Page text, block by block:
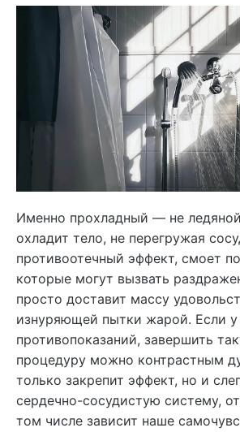
Именно прохладный — не
охладит тело, не перегружая
противоотечный эффект, смоет
которые могут вызвать
просто доставит массу
изнуряющей пытки жарой. Если у
противопоказаний, завершить
процедуру можно контрастным
только закрепит эффект, но и
сердечно-сосудистую систему,
том числе зависит наше